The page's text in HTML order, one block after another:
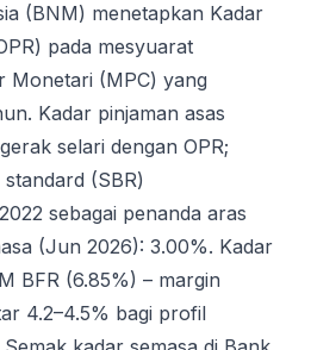
(BNM) menetapkan Kadar
pada mesyuarat
Monetari (MPC) yang
Kadar pinjaman asas
selari dengan OPR;
(SBR)
sebagai penanda aras
(Jun 2026): 3.00%. Kadar
BFR (6.85%) – margin
4.2–4.5% bagi profil